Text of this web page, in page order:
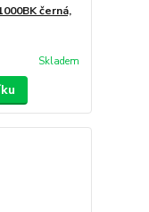
černá,
Skladem